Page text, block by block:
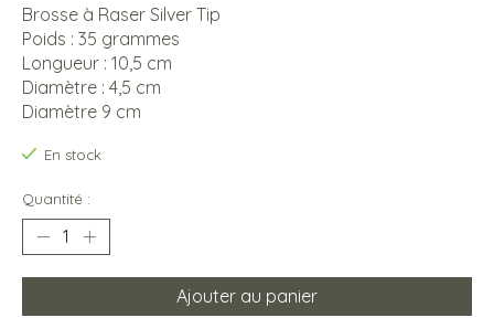
Brosse à Raser Silver Tip
Poids : 35 grammes
Longueur : 10,5 cm
Diamètre : 4,5 cm
Diamètre 9 cm
En stock
Quantité :
Ajouter au panier